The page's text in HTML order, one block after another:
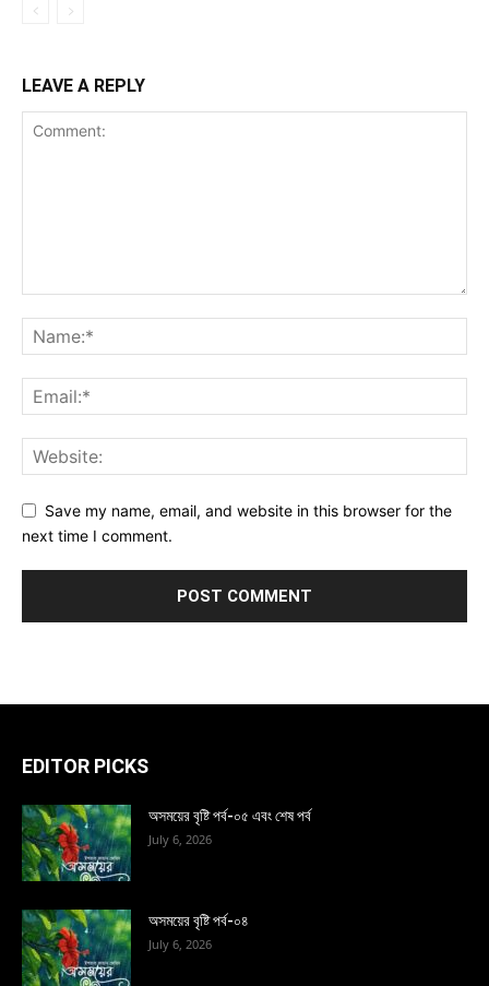
LEAVE A REPLY
Save my name, email, and website in this browser for the
next time I comment.
EDITOR PICKS
অসময়ের বৃষ্টি পর্ব-০৫ এবং শেষ পর্ব
July 6, 2026
অসময়ের বৃষ্টি পর্ব-০৪
July 6, 2026